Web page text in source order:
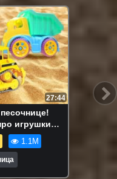
13:58
игрушки в
видео для
1.1M